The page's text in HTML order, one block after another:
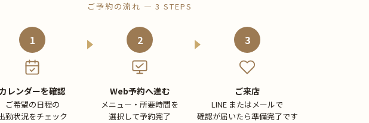
ご予約の流れ — 3 STEPS
1
カレンダーを確認
ご希望の日程の
勤状況をチェック
2
Web予約へ進む
メニュー・所要時間を
選択して予約完了
3
ご来店
LINE またはメールで
確認が届いたら準備完了です